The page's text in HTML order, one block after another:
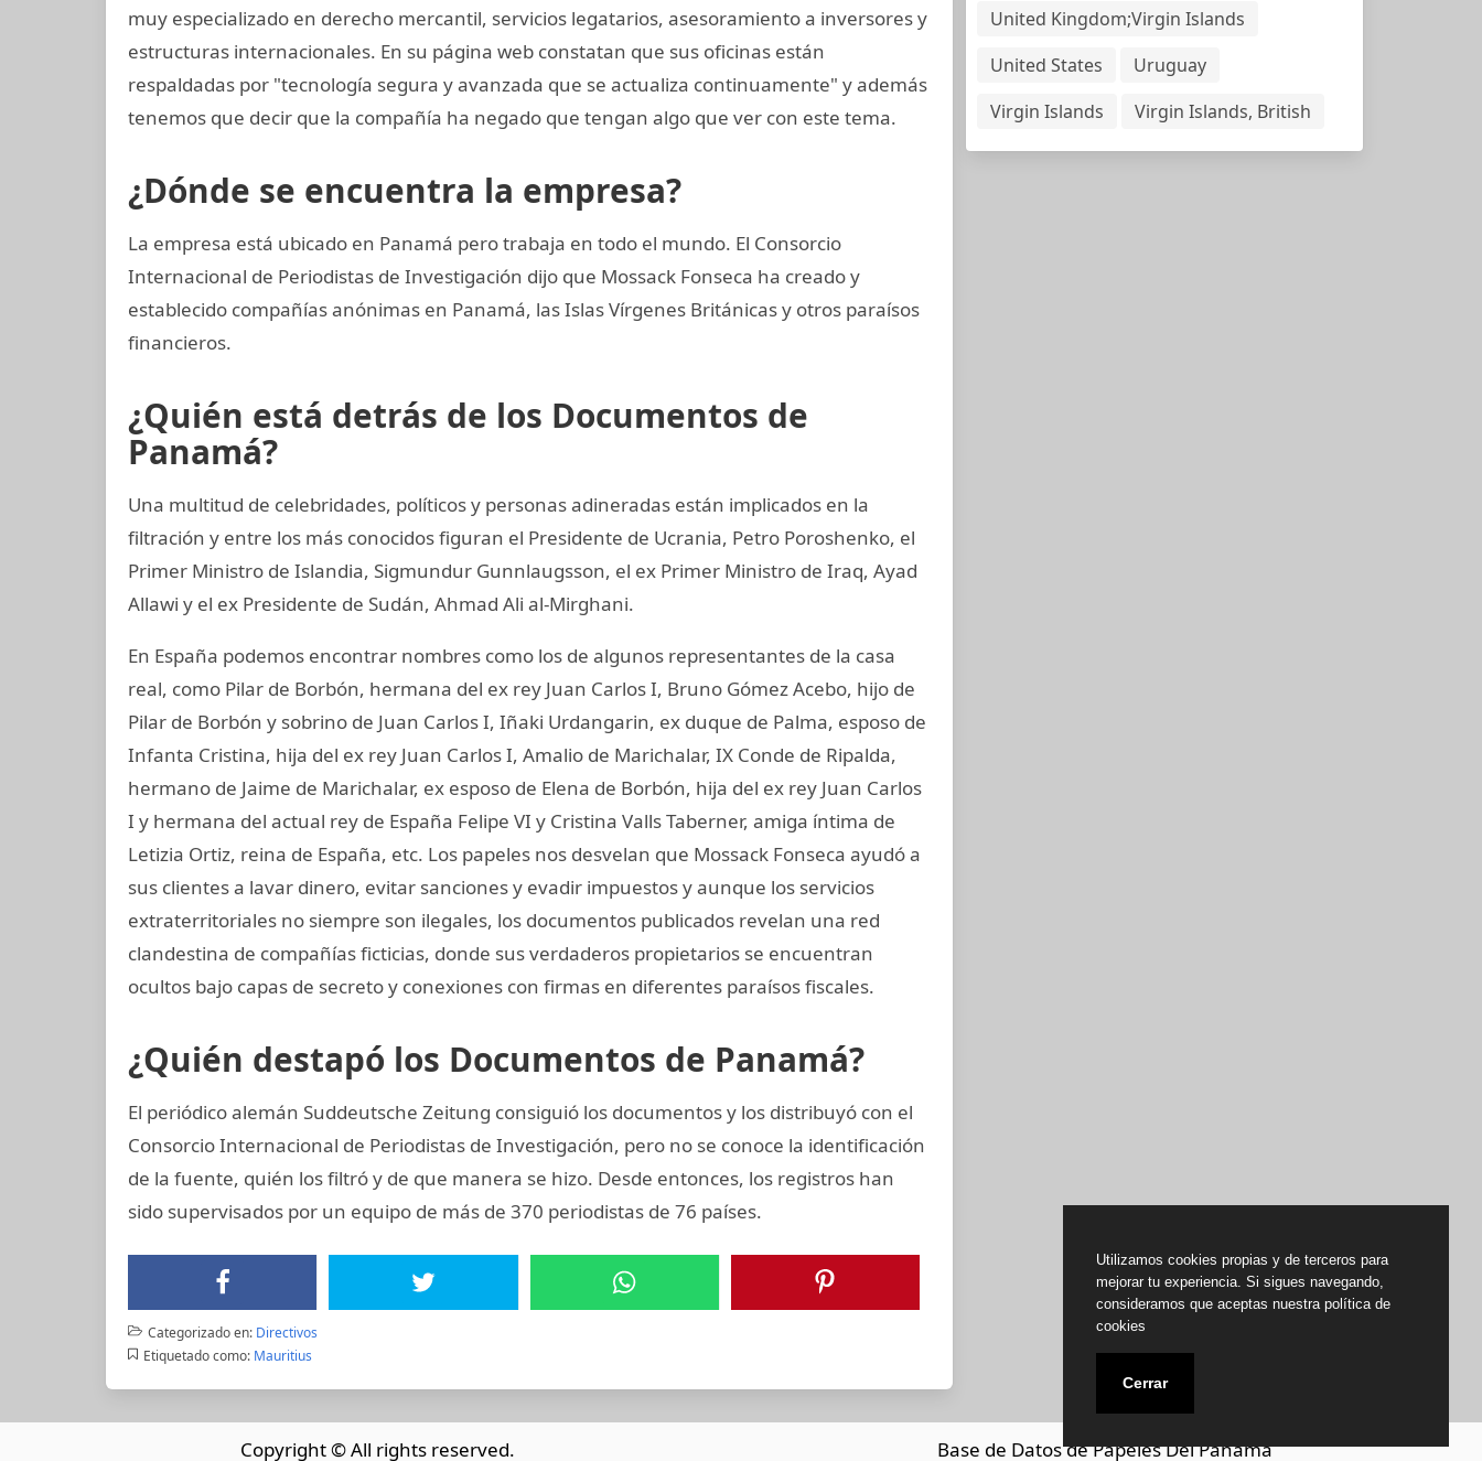
muy especializado en derecho mercantil, servicios legatarios, asesoramiento a inversores y
estructuras internacionales. En su página web constatan que sus oficinas están
respaldadas por "tecnología segura y avanzada que se actualiza continuamente" y además
tenemos que decir que la compañía ha negado que tengan algo que ver con este tema.
¿Dónde se encuentra la empresa?
La empresa está ubicado en Panamá pero trabaja en todo el mundo. El Consorcio
Internacional de Periodistas de Investigación dijo que Mossack Fonseca ha creado y
establecido compañías anónimas en Panamá, las Islas Vírgenes Británicas y otros paraísos
financieros.
¿Quién está detrás de los Documentos de
Panamá?
Una multitud de celebridades, políticos y personas adineradas están implicados en la
filtración y entre los más conocidos figuran el Presidente de Ucrania, Petro Poroshenko, el
Primer Ministro de Islandia, Sigmundur Gunnlaugsson, el ex Primer Ministro de Iraq, Ayad
Allawi y el ex Presidente de Sudán, Ahmad Ali al-Mirghani.
En España podemos encontrar nombres como los de algunos representantes de la casa
real, como Pilar de Borbón, hermana del ex rey Juan Carlos I, Bruno Gómez Acebo, hijo de
Pilar de Borbón y sobrino de Juan Carlos I, Iñaki Urdangarin, ex duque de Palma, esposo de
Infanta Cristina, hija del ex rey Juan Carlos I, Amalio de Marichalar, IX Conde de Ripalda,
hermano de Jaime de Marichalar, ex esposo de Elena de Borbón, hija del ex rey Juan Carlos
I y hermana del actual rey de España Felipe VI y Cristina Valls Taberner, amiga íntima de
Letizia Ortiz, reina de España, etc. Los papeles nos desvelan que Mossack Fonseca ayudó a
sus clientes a lavar dinero, evitar sanciones y evadir impuestos y aunque los servicios
extraterritoriales no siempre son ilegales, los documentos publicados revelan una red
clandestina de compañías ficticias, donde sus verdaderos propietarios se encuentran
ocultos bajo capas de secreto y conexiones con firmas en diferentes paraísos fiscales.
¿Quién destapó los Documentos de Panamá?
El periódico alemán Suddeutsche Zeitung consiguió los documentos y los distribuyó con el
Consorcio Internacional de Periodistas de Investigación, pero no se conoce la identificación
de la fuente, quién los filtró y de que manera se hizo. Desde entonces, los registros han
sido supervisados por un equipo de más de 370 periodistas de 76 países.
Categorizado en: Directivos
Etiquetado como: Mauritius
United Kingdom;Virgin Islands
United States
Uruguay
Virgin Islands
Virgin Islands, British
Copyright © All rights reserved. Base de Datos de Papeles Del Panamá
Utilizamos cookies propias y de terceros para
mejorar tu experiencia. Si sigues navegando,
consideramos que aceptas nuestra política de
cookies
Cerrar